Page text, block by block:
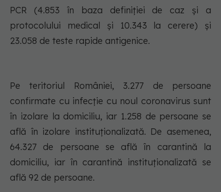
PCR (4.853 în baza definiției de caz și a
protocolului medical și 10.343 la cerere) și
23.058 de teste rapide antigenice.
Pe teritoriul României, 3.277 de persoane
confirmate cu infecție cu noul coronavirus sunt
în izolare la domiciliu, iar 1.258 de persoane se
află în izolare instituționalizată. De asemenea,
64.327 de persoane se află în carantină la
domiciliu, iar în carantină instituționalizată se
află 92 de persoane.